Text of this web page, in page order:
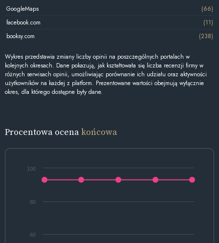
GoogleMaps
(66)
facebook.com
(11)
booksy.com
(238)
Wykres przedstawia zmiany liczby opinii na poszczególnych portalach w
kolejnych okresach. Dane pokazują, jak kształtowała się liczba recenzji firmy w
różnych serwisach opinii, umożliwiając porównanie ich udziału oraz aktywności
użytkowników na każdej z platform. Prezentowane wartości obejmują wyłącznie
okres, dla którego dostępne były dane.
Procentowa ocenakońcowa
60
80
100